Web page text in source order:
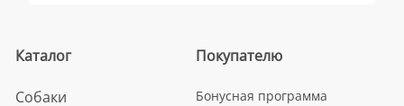
Каталог
Собаки
Покупателю
Бонусная программа